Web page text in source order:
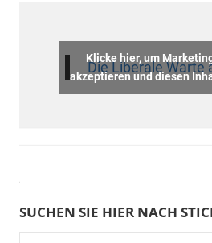
Die Liberale Warte
Klicke hier, um
akzeptieren und diesen
SUCHEN SIE HIER NACH